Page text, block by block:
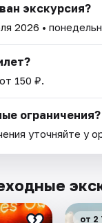
экскурсия?
2026 •
150 ₽.
ограничения?
уточняйте у
от 2